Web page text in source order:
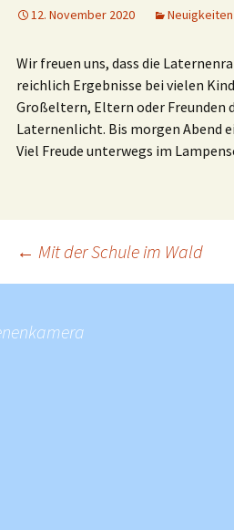
12. November 2020 Neuigkeiten
Wir freuen uns, dass die
reichlich Ergebnisse bei vielen
Großeltern, Eltern oder Freunden
Laternenlicht. Bis morgen Abend
Viel Freude unterwegs im
← Mit der Schule im Wald